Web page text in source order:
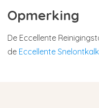
Opmerking
De Eccellente
de Eccellente